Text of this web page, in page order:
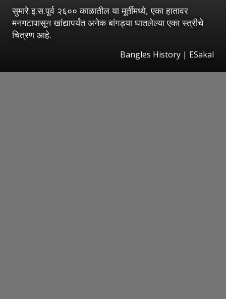
सुमारे इ.स.पूर्व २६०० काळातील या मूर्तीमध्ये, एका हातावर
मनगटापासून खांद्यापर्यंत अनेक बांगड्या घातलेल्या एका स्त्रीचे
चित्रण आहे.
Bangles History | ESakal